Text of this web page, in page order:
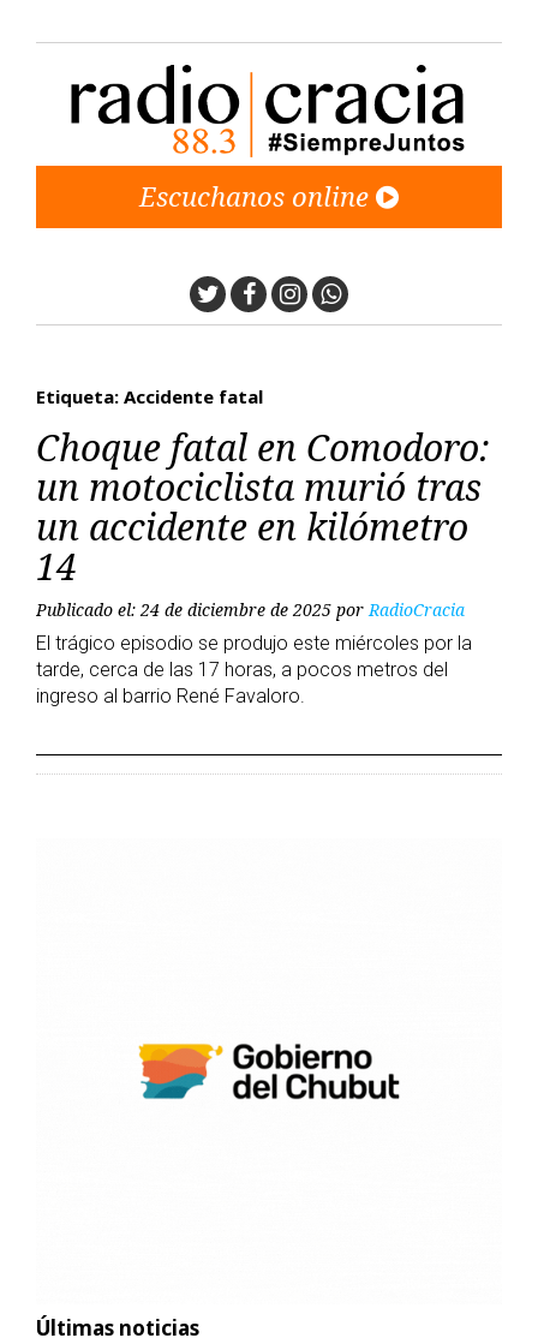
Escuchanos online
TwitterFacebook
Instagram
Whatsapp
Etiqueta: Accidente fatal
Choque fatal en Comodoro:
un motociclista murió tras
un accidente en kilómetro
14
Publicado el: 24 de diciembre de 2025 porRadioCracia
El trágico episodio se produjo este miércoles por la
tarde, cerca de las 17 horas, a pocos metros del
ingreso al barrio René Favaloro.
Últimas noticias